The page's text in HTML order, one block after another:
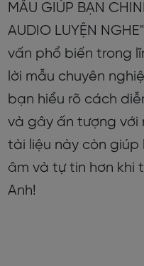
MẪU GIÚP BẠN
AUDIO LUYỆN
vấn phổ biến trong
lời mẫu chuyên
bạn hiểu rõ cách
và gây ấn tượng với
tài liệu này còn giúp
âm và tự tin hơn khi
Anh!